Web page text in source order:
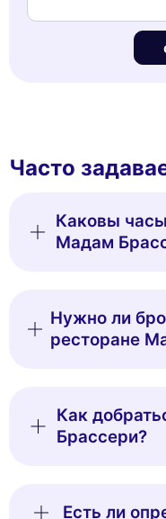
This website uses
cookies
Часто
Каковы
Мадам
Нужно ли
ресторане
Как
Брассери?
Есть ли